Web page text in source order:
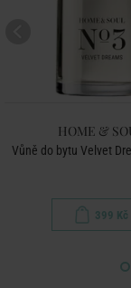
HOME &
Vůně do bytu Velvet
399 Kč